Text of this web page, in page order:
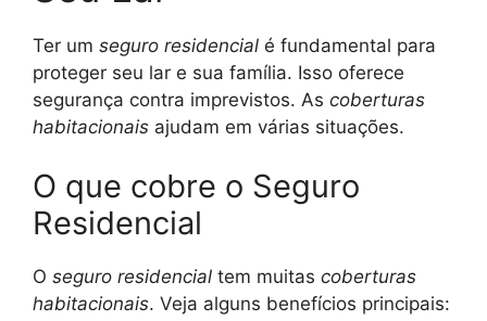
Ter um seguro residencial é fundamental para
proteger seu lar e sua família. Isso oferece
segurança contra imprevistos. As coberturas
habitacionais ajudam em várias situações.
O que cobre o Seguro
Residencial
O seguro residencial tem muitas coberturas
habitacionais. Veja alguns benefícios principais: